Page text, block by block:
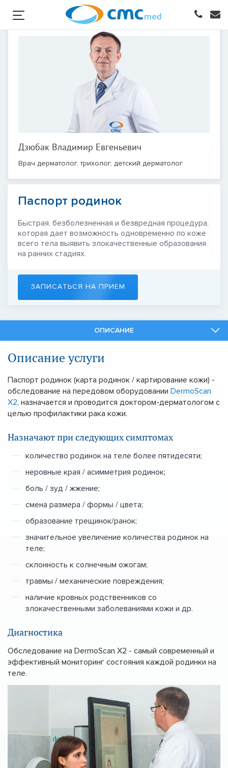
Дзюбак Владимир Евгеньевич
Врач дерматолог, трихолог, детский дерматолог
Паспорт родинок
Быстрая, безболезненная и безвредная процедура,
которая дает возможность одновременно по коже
всего тела выявить злокачественные образования
на ранних стадиях.
ЗАПИСАТЬСЯ НА ПРИЕМ
ОПИСАНИЕ
Описание услуги
Паспорт родинок (карта родинок / картирование кожи) -
обследование на передовом оборудовании DermoScan
Х2, назначается и проводится доктором-дерматологом с
целью профилактики рака кожи.
Назначают при следующих симптомах
количество родинок на теле более пятидесяти;
неровные края / асимметрия родинок;
боль / зуд / жжение;
смена размера / формы / цвета;
образование трещинок/ранок;
значительное увеличение количества родинок на
теле;
склонность к солнечным ожогам;
травмы / механические повреждения;
наличие кровных родственников со
злокачественными заболеваниями кожи и др.
Диагностика
Обследование на DermoScan Х2 - самый современный и
эффективный мониторинг состояния каждой родинки на
теле.